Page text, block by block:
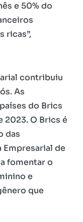
e 50% do
ricas”,
contribuiu
As
do Brics
2023. O Brics é
das
Empresarial de
fomentar o
e
que